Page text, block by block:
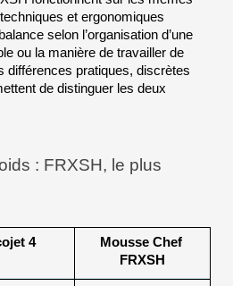
et ergonomiques
selon l’organisation d’une
ou la manière de travailler de
différences pratiques, discrètes
de distinguer les deux
: FRXSH, le plus
4
Mousse Chef
FRXSH